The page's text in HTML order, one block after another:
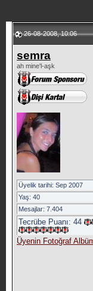
26-08-2008, 10:06
semra
ah mine'l-aşk
Üyelik tarihi: Sep 2007
Yaş: 40
Mesajlar: 7.404
Tecrübe Puanı: 44
Üyenin Fotoğraf